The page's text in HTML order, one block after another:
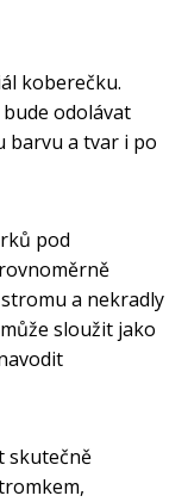
koberečku.
odolávat
barvu a tvar i po
pod
a nekradly
sloužit jako
skutečně